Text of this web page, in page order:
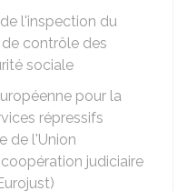
l'inspection du
contrôle des
sociale
pour la
répressifs
de l'Union
judiciaire